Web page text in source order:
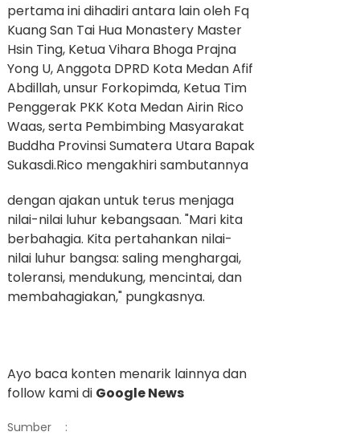
pertama ini dihadiri antara lain oleh Fq
Kuang San Tai Hua Monastery Master
Hsin Ting, Ketua Vihara Bhoga Prajna
Yong U, Anggota DPRD Kota Medan Afif
Abdillah, unsur Forkopimda, Ketua Tim
Penggerak PKK Kota Medan Airin Rico
Waas, serta Pembimbing Masyarakat
Buddha Provinsi Sumatera Utara Bapak
Sukasdi.Rico mengakhiri sambutannya
dengan ajakan untuk terus menjaga
nilai-nilai luhur kebangsaan. "Mari kita
berbahagia. Kita pertahankan nilai-
nilai luhur bangsa: saling menghargai,
toleransi, mendukung, mencintai, dan
membahagiakan," pungkasnya.
Ayo baca konten menarik lainnya dan
follow kami di Google News
Sumber :